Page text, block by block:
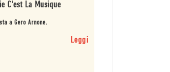
C'est La Musique
a Gero Arnone.
Leggi